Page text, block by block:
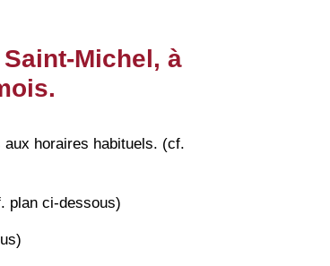
Michel, à
.
aux horaires habituels. (cf.
plan ci-dessous)